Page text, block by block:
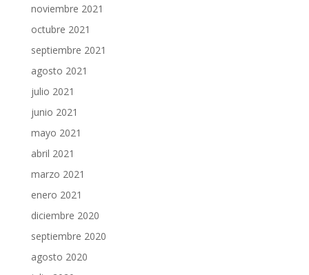
noviembre 2021
octubre 2021
septiembre 2021
agosto 2021
julio 2021
junio 2021
mayo 2021
abril 2021
marzo 2021
enero 2021
diciembre 2020
septiembre 2020
agosto 2020